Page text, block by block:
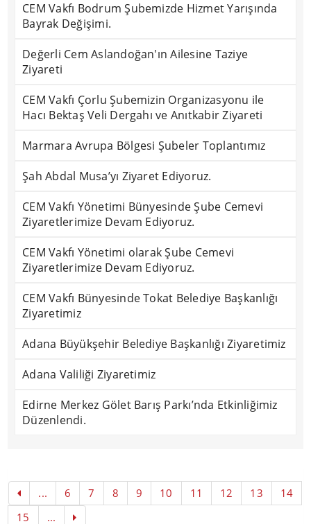
CEM Vakfı Bodrum Şubemizde Hizmet Yarışında
Bayrak Değişimi.
Değerli Cem Aslandoğan'ın Ailesine Taziye
Ziyareti
CEM Vakfı Çorlu Şubemizin Organizasyonu ile
Hacı Bektaş Veli Dergahı ve Anıtkabir Ziyareti
Marmara Avrupa Bölgesi Şubeler Toplantımız
Şah Abdal Musa’yı Ziyaret Ediyoruz.
CEM Vakfı Yönetimi Bünyesinde Şube Cemevi
Ziyaretlerimize Devam Ediyoruz.
CEM Vakfı Yönetimi olarak Şube Cemevi
Ziyaretlerimize Devam Ediyoruz.
CEM Vakfı Bünyesinde Tokat Belediye Başkanlığı
Ziyaretimiz
Adana Büyükşehir Belediye Başkanlığı Ziyaretimiz
Adana Valiliği Ziyaretimiz
Edirne Merkez Gölet Barış Parkı’nda Etkinliğimiz
Düzenlendi.
... 6 7 8 9 10 11 12 13
14
15
...